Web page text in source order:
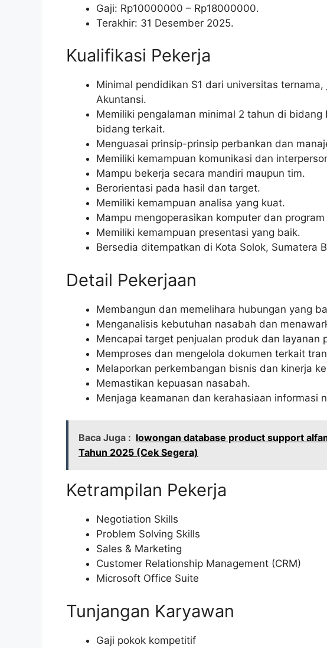
Gaji: Rp10000000 – Rp18000000.
Terakhir: 31 Desember 2025.
Kualifikasi Pekerja
Minimal pendidikan S1 dari universitas
Akuntansi.
Memiliki pengalaman minimal 2 tahun di
bidang terkait.
Menguasai prinsip-prinsip perbankan dan
Memiliki kemampuan komunikasi dan
Mampu bekerja secara mandiri maupun tim.
Berorientasi pada hasil dan target.
Memiliki kemampuan analisa yang kuat.
Mampu mengoperasikan komputer dan
Memiliki kemampuan presentasi yang baik.
Bersedia ditempatkan di Kota Solok, Sumatera
Detail Pekerjaan
Membangun dan memelihara hubungan yang
Menganalisis kebutuhan nasabah dan
Mencapai target penjualan produk dan layanan
Memproses dan mengelola dokumen terkait
Melaporkan perkembangan bisnis dan kinerja
Memastikan kepuasan nasabah.
Menjaga keamanan dan kerahasiaan informasi
Baca Juga : lowongan database product support
Tahun 2025 (Cek Segera)
Ketrampilan Pekerja
Negotiation Skills
Problem Solving Skills
Sales & Marketing
Customer Relationship Management (CRM)
Microsoft Office Suite
Tunjangan Karyawan
Gaji pokok kompetitif